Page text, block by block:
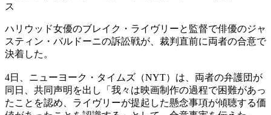
ス
ハリウッド女優のブレイク・ライヴリーと監督で俳優のジャ
スティン・バルドーニの訴訟戦が、裁判直前に両者の合意で
決着した。
4日、ニューヨーク・タイムズ（NYT）は、両者の弁護団が
同日、共同声明を出し「我々は映画制作の過程で困難があっ
たことを認め、ライヴリーが提起した懸念事項が傾聴する価